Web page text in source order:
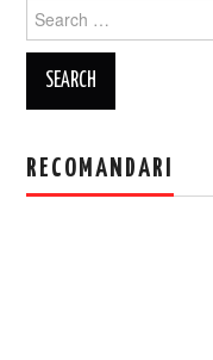
for:
RECOMANDARI